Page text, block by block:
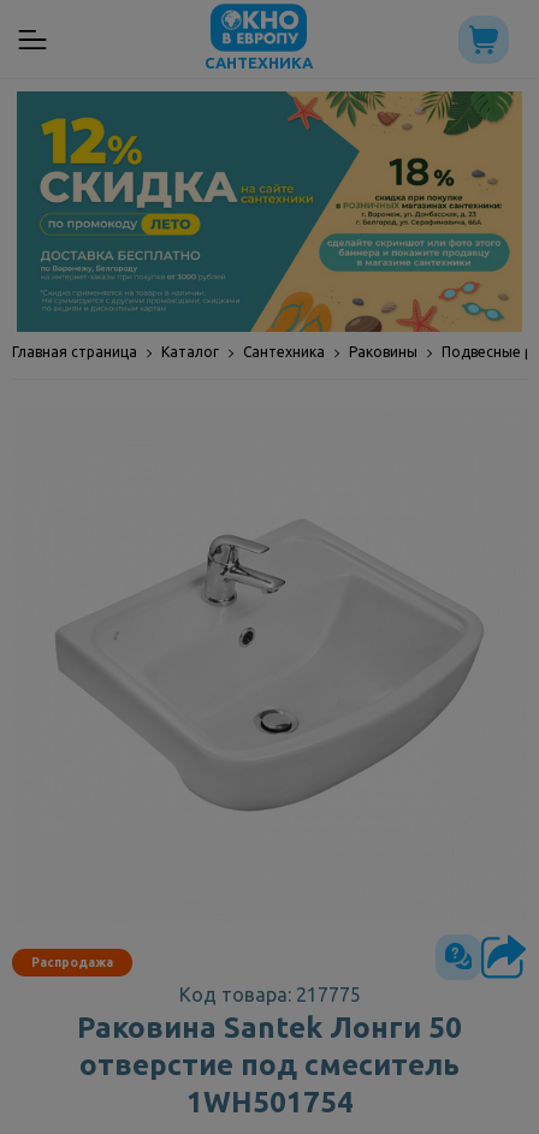
САНТЕХНИКА
Главная страница Каталог Сантехника Раковины Подвесные
Распродажа
Код товара: 217775
Раковина Santek Лонги 50
отверстие под смеситель
1WH501754